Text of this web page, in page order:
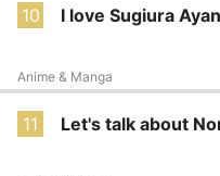
10 I love Sugiura
Anime & Manga
11 Let's talk about